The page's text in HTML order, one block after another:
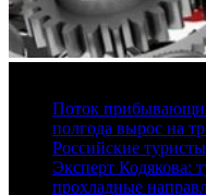
Поток
полгода вырос на
Российские
Эксперт Кодякова:
прохладные